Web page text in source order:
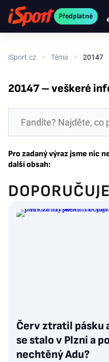
Předplatné
iSport.cz Téma 20147
20147 – veškeré
Pro zadaný výraz jsme nic
další obsah:
Červ ztratil pásku
se stalo v Plzni a
nechtěný Adu?